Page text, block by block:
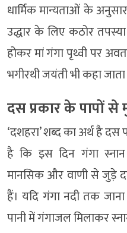
धार्मिक मान्यताओं के
उद्धार के लिए कठोर
होकर मां गंगा पृथ्वी पर
भगीरथी जयंती भी कहा
दस प्रकार के पापों से
‘दशहरा’ शब्द का अर्थ है दस
है कि इस दिन गंगा
मानसिक और वाणी से जुड़े
हैं। यदि गंगा नदी तक
पानी में गंगाजल मिलाकर